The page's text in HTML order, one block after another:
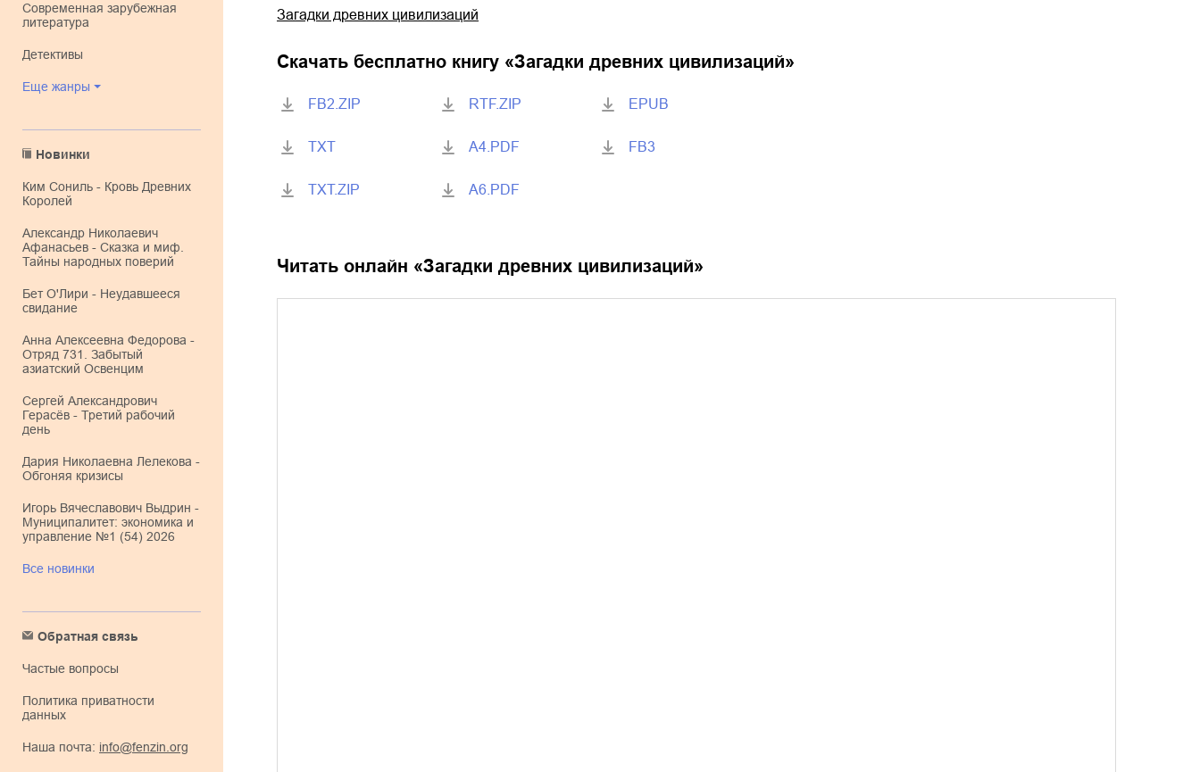
современная зарубежная
литература
детективы
Еще жанры
Новинки
Ким Сониль - Кровь Древних
Королей
Александр Николаевич
Афанасьев - Сказка и миф.
Тайны народных поверий
Бет О'Лири - Неудавшееся
свидание
Анна Алексеевна Федорова -
Отряд 731. Забытый
азиатский Освенцим
Сергей Александрович
Герасёв - Третий рабочий
день
Дария Николаевна Лелекова -
Обгоняя кризисы
Игорь Вячеславович Выдрин -
Муниципалитет: экономика и
управление №1 (54) 2026
Все новинки
Обратная связь
Частые вопросы
Политика приватности
данных
Наша почта: info@fenzin.org
Загадки древних цивилизаций
Скачать бесплатно книгу «Загадки древних цивилизаций»
FB2.ZIP
TXT
TXT.ZIP
RTF.ZIP
A4.PDF
A6.PDF
EPUB
FB3
Читать онлайн «Загадки древних цивилизаций»